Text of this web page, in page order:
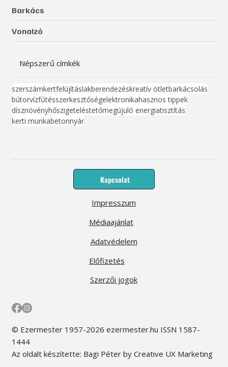
Barkács
Vonalzó
Népszerű címkék
szerszámkertfelújításlakberendezéskreatív ötletbarkácsolás
bútorvízfűtésszerkesztőségelektronikahasznos tippek
dísznövényhőszigeteléstetőmegújuló energiatisztítás
kerti munkabetonnyár
Kapcsolat
Médiaajánlat
Előfizetés
Impresszum
Adatvédelem
Szerzői jogok
© Ezermester 1957-2026 ezermester.hu ISSN 1587-
1444
Az oldalt készítette: Bagi Péter by Creative UX Marketing